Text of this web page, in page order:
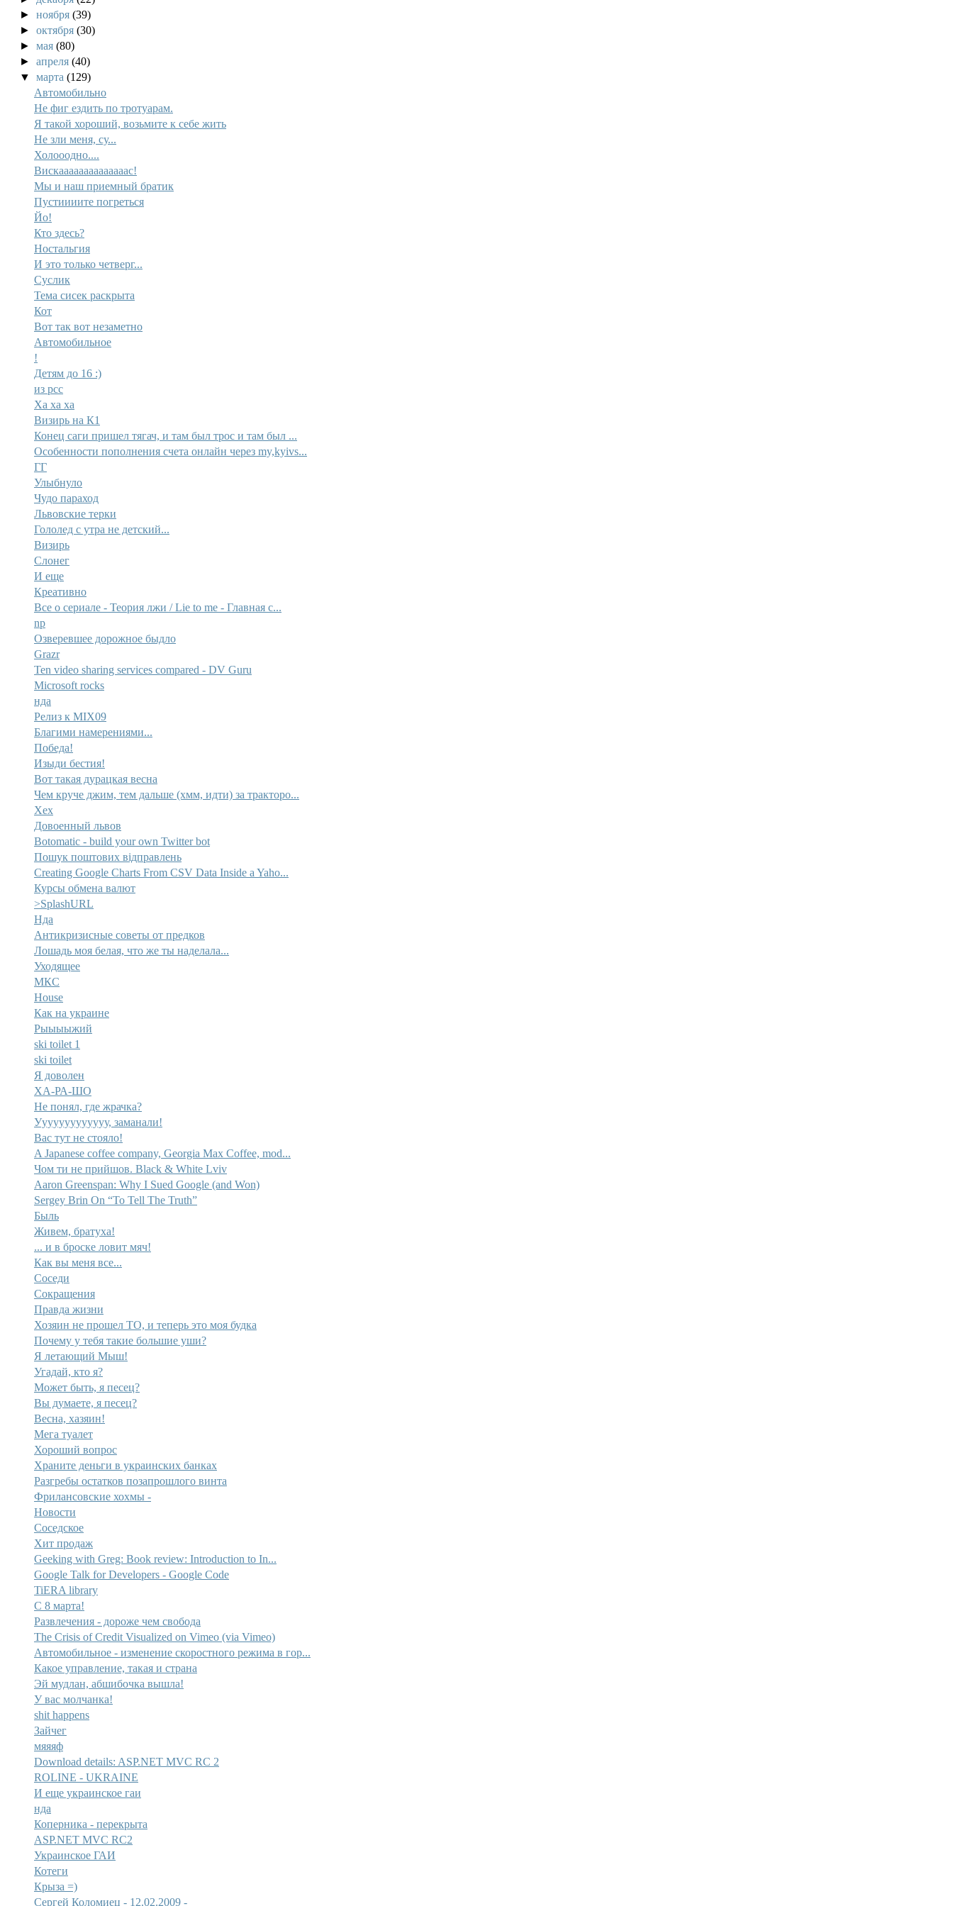
►ноября(39)
►октября(30)
►мая(80)
►апреля(40)
▼марта(129)
Автомобильно
Не фиг ездить по тротуарам.
Я такой хороший, возьмите к себе жить
Не зли меня, су...
Холооодно....
Вискаааааааааааааас!
Мы и наш приемный братик
Пустиииите погреться
Йо!
Кто здесь?
Ностальгия
И это только четверг...
Суслик
Тема сисек раскрыта
Кот
Вот так вот незаметно
Автомобильное
!
Детям до 16 :)
из рсс
Ха ха ха
Визирь на К1
Конец саги пришел тягач, и там был трос и там был ...
Особенности пополнения счета онлайн через my,kyivs...
ГГ
Улыбнуло
Чудо параход
Львовские терки
Гололед с утра не детский...
Визирь
Слонег
И еще
Креативно
Все о сериале - Теория лжи / Lie to me - Главная с...
np
Озверевшее дорожное быдло
Grazr
Ten video sharing services compared - DV Guru
Microsoft rocks
нда
Релиз к MIX09
Благими намерениями...
Победа!
Изыди бестия!
Вот такая дурацкая весна
Чем круче джим, тем дальше (хмм, идти) за тракторо...
Хех
Довоенный львов
Botomatic - build your own Twitter bot
Пошук поштових відправлень
Creating Google Charts From CSV Data Inside a Yaho...
Курсы обмена валют
>SplashURL
Нда
Антикризисные советы от предков
Лошадь моя белая, что же ты наделала...
Уходящее
МКС
House
Как на украине
Рыыыыжий
ski toilet 1
ski toilet
Я доволен
ХА-РА-ШО
Не понял, где жрачка?
Ууууууууууууу, заманали!
Вас тут не стояло!
A Japanese coffee company, Georgia Max Coffee, mod...
Чом ти не прийшов. Black & White Lviv
Aaron Greenspan: Why I Sued Google (and Won)
Sergey Brin On “To Tell The Truth”
Быль
Живем, братуха!
... и в броске ловит мяч!
Как вы меня все...
Соседи
Сокращения
Правда жизни
Хозяин не прошел ТО, и теперь это моя будка
Почему у тебя такие большие уши?
Я летающий Мыш!
Угадай, кто я?
Может быть, я песец?
Вы думаете, я песец?
Весна, хазяин!
Мега туалет
Хороший вопрос
Храните деньги в украинских банках
Разгребы остатков позапрошлого винта
Фрилансовские хохмы -
Новости
Соседское
Хит продаж
Geeking with Greg: Book review: Introduction to In...
Google Talk for Developers - Google Code
TiERA library
С 8 марта!
Развлечения - дороже чем свобода
The Crisis of Credit Visualized on Vimeo (via Vimeo)
Автомобильное - изменение скоростного режима в гор...
Какое управление, такая и страна
Эй мудлан, абшибочка вышла!
У вас молчанка!
shit happens
Зайчег
мяяяф
Download details: ASP.NET MVC RC 2
ROLINE - UKRAINE
И еще украинское гаи
нда
Коперника - перекрыта
ASP.NET MVC RC2
Украинское ГАИ
Котеги
Крыза =)
Сергей Коломиец - 12.02.2009 -